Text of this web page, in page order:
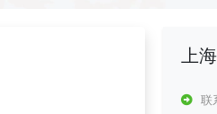
上
联